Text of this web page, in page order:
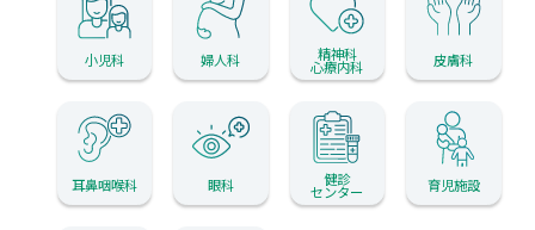
小児科 婦人科 精神科
心療内科 皮膚科
耳鼻咽喉科 眼科 健診
センター 育児施設